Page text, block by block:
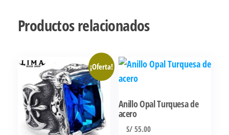
Productos relacionados
¡Oferta!
Anillo Opal Turquesa de
acero
S/55.00